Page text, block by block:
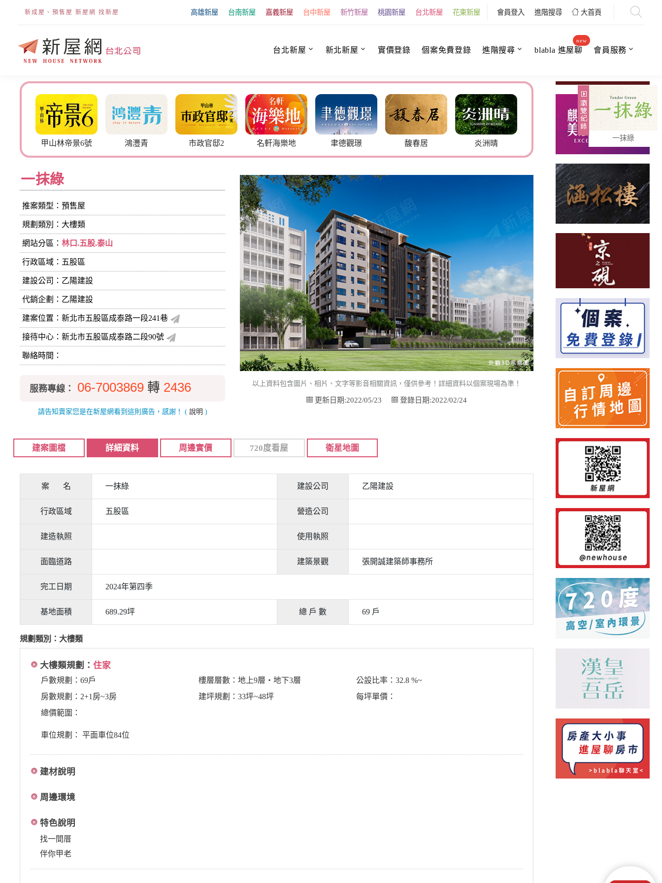
一抹綠
新成屋、預售屋 新屋網 找新屋 高雄新屋 台南新屋 嘉義新屋 台中新屋 新竹新屋 桃園新屋 台北新屋 花東新屋 會員登入 進階搜尋 大首頁
台北新屋 新北新屋 實價登錄 個案免費登錄 進階搜尋 blabla 進屋聊
new
會員服務
鴻灃青 市政官邸2 名軒海樂地 聿德觀璟 馥春居 炎洲晴 欣聯和心 百俊吾雙 米諾嚴選
一抹綠
推案類型：預售屋
規劃類別：大樓類
網站分區： 林口.五股.泰山
行政區域：五股區
建設公司： 乙陽建設
代銷企劃：乙陽建設
建案位置：新北市五股區成泰路一段241巷
接待中心：新北市五股區成泰路二段90號
聯絡時間：
服務專線： 06-7003869 轉 2436
請告知賣家您是在新屋網看到這則廣告，感謝！ ( 說明 )
以上資料包含圖片、相片、文字等影音相關資訊，僅供參考！詳細資料以個案現場為準！
更新日期:2022/05/23 登錄日期:2022/02/24
建案圖檔 詳細資料 周邊實價 720度看屋 衛星地圖
案 名 一抹綠 建設公司 乙陽建設
行政區域 五股區 營造公司
建造執照 使用執照
面臨道路 建築景觀 張開誠建築師事務所
完工日期 2024年第四季
基地面積 689.29坪 總 戶 數 69 戶
規劃類別：大樓類
大樓類規劃： 住家
戶數規劃：69戶 樓層層數：地上9層‧地下3層
公設比率：32.8 %~
房數規劃：2+1房~3房
建坪規劃：33坪~48坪
每坪單價：
總價範圍：
車位規劃： 平面車位84位
建材說明
周邊環境
特色說明
找一間厝
伴你甲老